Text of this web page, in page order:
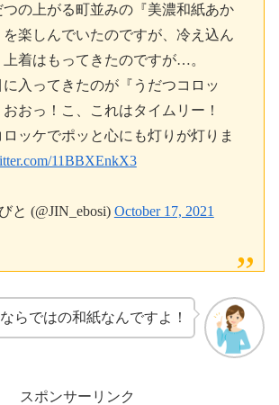
の上がる町並みの『美濃和紙あか
を楽しんでいたのですが、冷え込ん
着はもってきたのですが…。
入ってきたのが『うだつコロッ
おっ！こ、これはタイムリー！
ッケでポッと心にも灯りが灯りま
11BBXEnkX3
と (@JIN_ebosi) October 17, 2021
らではの和紙なんですよ！
スポンサーリンク